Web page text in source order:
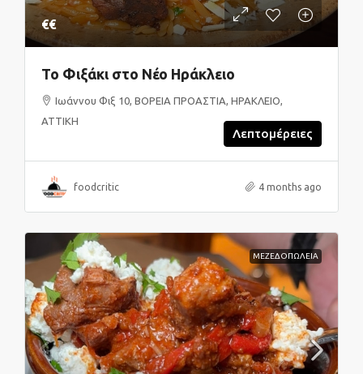
€€
Το Φιξάκι στο Νέο Ηράκλειο
Ιωάννου Φιξ 10, ΒΟΡΕΙΑ ΠΡΟΑΣΤΙΑ, ΗΡΑΚΛΕΙΟ,
ΑΤΤΙΚΗ
Λεπτομέρειες
foodcritic 4 months ago
ΜΕΖΕΔΟΠΩΛΕΙΑ